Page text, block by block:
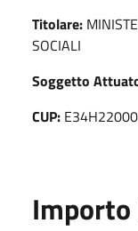
Titolare:
SOCIALI
Soggetto
CUP: